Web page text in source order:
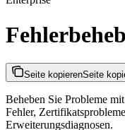
Seite kopierenSeite
Beheben Sie Probleme
Fehler,
Erweiterungsdiagnosen.